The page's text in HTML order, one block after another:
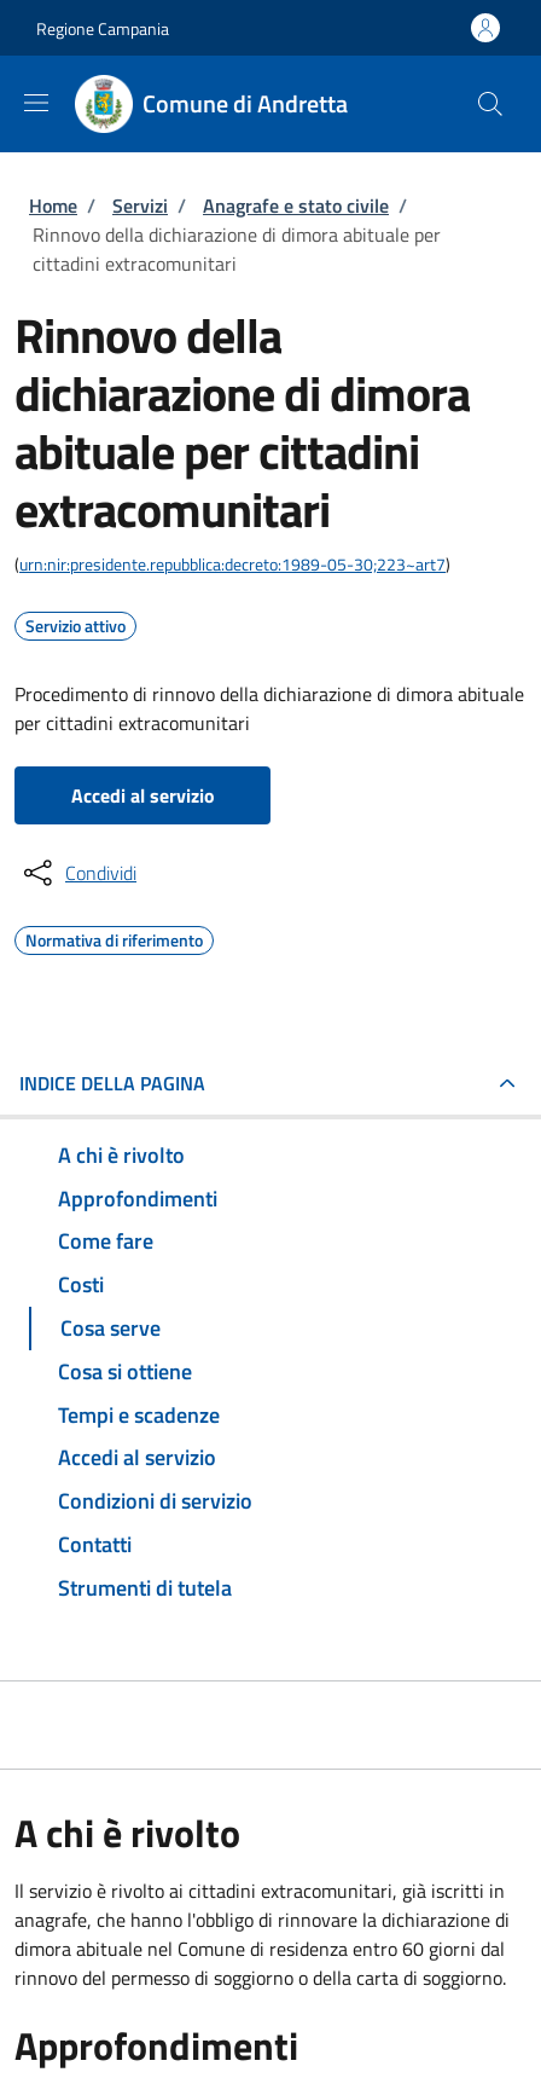
Regione Campania
Comune di Andretta
Briciole di pane
Home / Servizi / Anagrafe e stato civile /
Rinnovo della dichiarazione di dimora abituale per
cittadini extracomunitari
Rinnovo della
dichiarazione di dimora
abituale per cittadini
extracomunitari
(urn:nir:presidente.repubblica:decreto:1989-05-30;223~art7)
Servizio attivo
Procedimento di rinnovo della dichiarazione di dimora abituale
per cittadini extracomunitari
Accedi al servizio
Condividi
Normativa di riferimento
INDICE DELLA PAGINA
A chi è rivolto
Approfondimenti
Come fare
Costi
Cosa serve
Cosa si ottiene
Tempi e scadenze
Accedi al servizio
Condizioni di servizio
Contatti
Strumenti di tutela
A chi è rivolto
Il servizio è rivolto ai cittadini extracomunitari, già iscritti in
anagrafe, che hanno l'obbligo di rinnovare la dichiarazione di
dimora abituale nel Comune di residenza entro 60 giorni dal
rinnovo del permesso di soggiorno o della carta di soggiorno.
Approfondimenti